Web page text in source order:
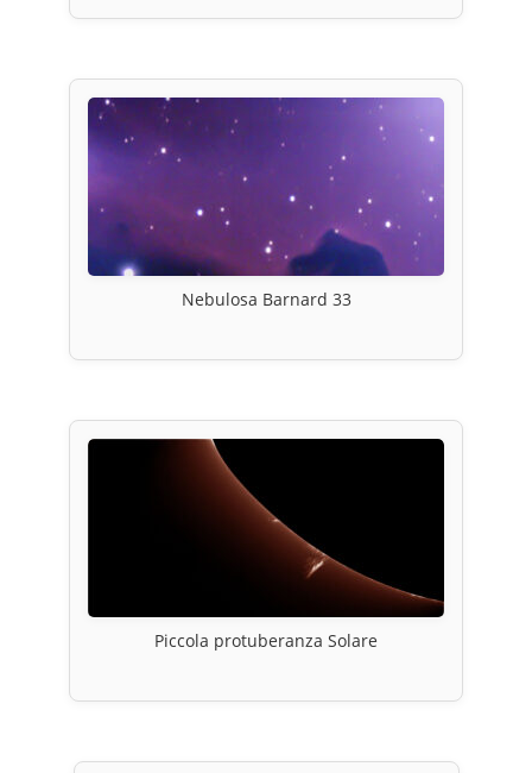
Nebulosa Barnard 33
Piccola protuberanza Solare